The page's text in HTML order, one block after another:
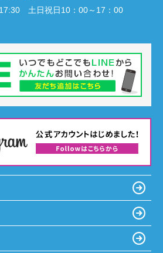
土日祝日10：00～17：00